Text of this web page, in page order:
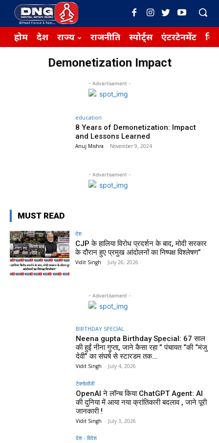
होम देश राज्य राजनीति स्पोर्ट्स एंटरटेनमेंट
Demonetization Impact
- Advertisement -
education
8 Years of Demonetization: Impact
and Lessons Learned
Anuj Mishra - November 9, 2024
- Advertisement -
MUST READ
देश
CJP के हालिया विरोध प्रदर्शन के बाद, मोदी सरकार
के दौरान हुए प्रमुख आंदोलनों का निष्पक्ष विश्लेषण”
Vidit Singh - July 26, 2026
- Advertisement -
BIRTHDAY SPECIAL
Neena gupta Birthday Special: 67 साल
की हुईं नीना गुप्ता, जाने कैसा रहा ” पंचायत “की “मंजु
देवी” का संघर्ष से स्टारडम तक...
Vidit Singh - July 4, 2026
टेक्नोलॉजी
OpenAI ने लॉन्च किया ChatGPT Agent: AI
की दुनिया में आया नया क्रांतिकारी बदलाव , जाने पूरी
जानकारी !
Vidit Singh - July 3, 2026
देश - विदेश